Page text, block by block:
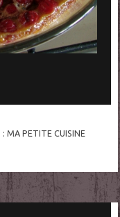
: MA PETITE CUISINE